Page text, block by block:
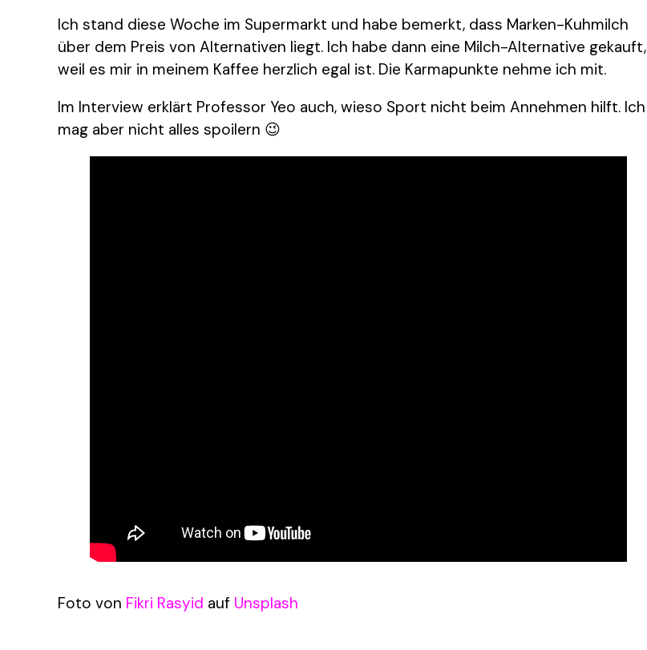
Ich stand diese Woche im Supermarkt und habe bemerkt, dass Marken-Kuhmilch
über dem Preis von Alternativen liegt. Ich habe dann eine Milch-Alternative gekauft,
weil es mir in meinem Kaffee herzlich egal ist. Die Karmapunkte nehme ich mit.
Im Interview erklärt Professor Yeo auch, wieso Sport nicht beim Annehmen hilft. Ich
mag aber nicht alles spoilern 😉
Foto von Fikri Rasyid auf Unsplash